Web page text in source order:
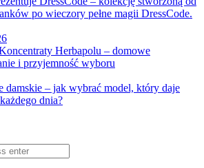
po wieczory pełne magii DressCode.
Herbapolu – domowe
i przyjemność wyboru
damskie – jak wybrać model, który daje
dnia?